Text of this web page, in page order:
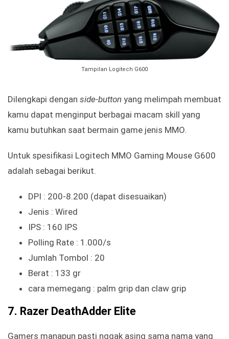
Tampilan Logitech G600
Dilengkapi dengan side-button yang melimpah membuat
kamu dapat menginput berbagai macam skill yang
kamu butuhkan saat bermain game jenis MMO.
Untuk spesifikasi Logitech MMO Gaming Mouse G600
adalah sebagai berikut.
DPI : 200-8.200 (dapat disesuaikan)
Jenis : Wired
IPS : 160 IPS
Polling Rate : 1.000/s
Jumlah Tombol : 20
Berat : 133 gr
cara memegang : palm grip dan claw grip
7. Razer DeathAdder Elite
Gamers manapun pasti nggak asing sama nama yang